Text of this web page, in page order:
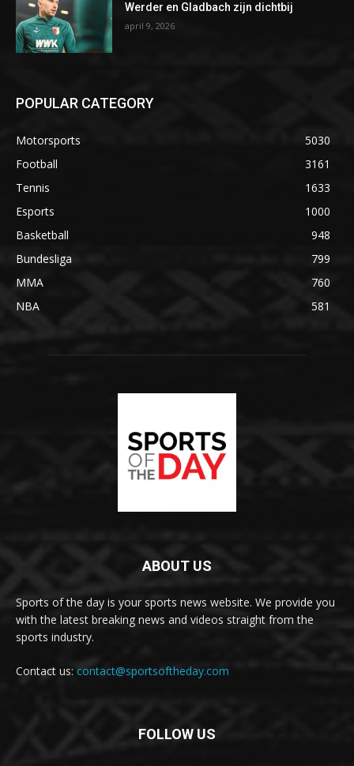
Werder en Gladbach zijn dichtbij
april 9, 2026
POPULAR CATEGORY
Motorsports
5030
Football
3161
Tennis
1633
Esports
1000
Basketball
948
Bundesliga
799
MMA
760
NBA
581
ABOUT US
Sports of the day is your sports news website. We provide you
with the latest breaking news and videos straight from the
sports industry.
Contact us: contact@sportsoftheday.com
FOLLOW US